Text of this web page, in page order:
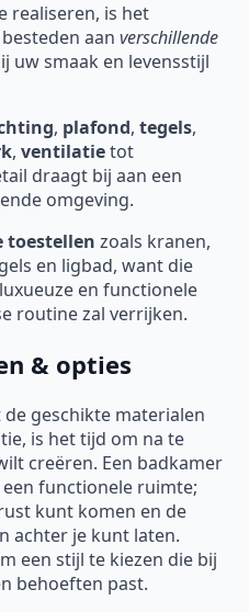
realiseren, is het
aan verschillende
uw smaak en levensstijl
, plafond, tegels,
, ventilatietot
draagt bij aan een
omgeving.
toestellen zoals kranen,
en ligbad, want die
en functionele
routine zal verrijken.
& opties
geschikte materialen
is het tijd om na te
creëren. Een badkamer
functionele ruimte;
kunt komen en de
achter je kunt laten.
een stijl te kiezen die bij
behoeften past.